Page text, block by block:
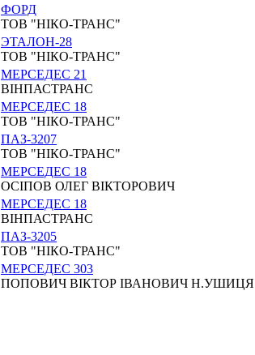
ФОРД
ТОВ "НІКО-ТРАНС"
ЭТАЛОН-28
ТОВ "НІКО-ТРАНС"
МЕРСЕДЕС 21
ВІНПАСТРАНС
МЕРСЕДЕС 18
ТОВ "НІКО-ТРАНС"
ПАЗ-3207
ТОВ "НІКО-ТРАНС"
МЕРСЕДЕС 18
ОСІПОВ ОЛЕГ ВІКТОРОВИЧ
МЕРСЕДЕС 18
ВІНПАСТРАНС
ПАЗ-3205
ТОВ "НІКО-ТРАНС"
МЕРСЕДЕС 303
ПОПОВИЧ ВІКТОР ІВАНОВИЧ Н.УШИЦЯ